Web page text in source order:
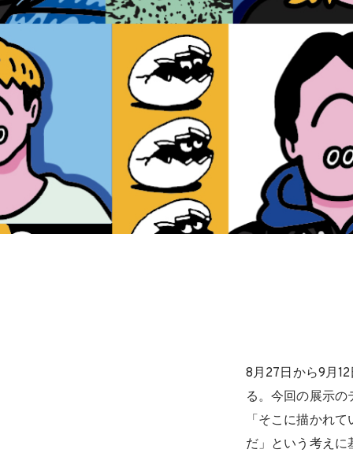
8月27日から9月
る。今回の展示の
「そこに描かれ
だ」という考えに